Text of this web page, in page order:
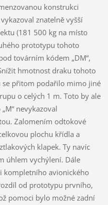
konstrukci
znatelně vyšší
(181 500 kg na místo
prototypu tohoto
továrním kódem „DM“,
hmotnost draku tohoto
přitom podařilo mimo jiné
o celých 1 m. Toto by ale
nevykazoval
Zalomením odtokové
plochu křídla a
klapek. Ty navíc
úhlem vychýlení. Dále
kompletního avionického
od prototypu prvního,
pomoci bylo možné zadní